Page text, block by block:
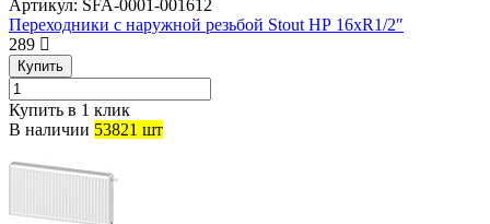
Артикул: SFA-0001-001612
Переходники с наружной резьбой Stout НР 16хR1/2″
289
Купить
Купить в 1 клик
В наличии 53821 шт